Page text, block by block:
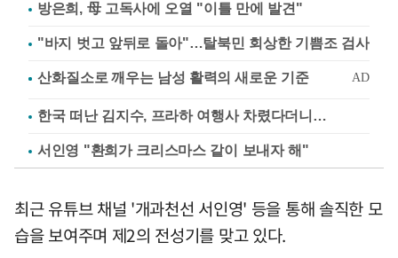
방은희, 母 고독사에 오열 "이틀 만에 발견"
"바지 벗고 앞뒤로 돌아"…탈북민 회상한 기쁨조 검사
한국 떠난 김지수, 프라하 여행사 차렸다더니…
서인영 "환희가 크리스마스 같이 보내자 해"
최근 유튜브 채널 '개과천선 서인영' 등을 통해 솔직한 모
습을 보여주며 제2의 전성기를 맞고 있다.